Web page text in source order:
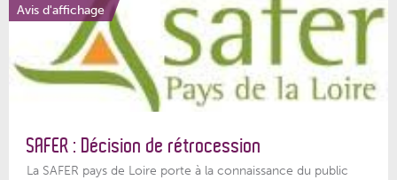
Avis d'affichage
SAFER : Décision de rétrocession
La SAFER pays de Loire porte à la connaissance du public